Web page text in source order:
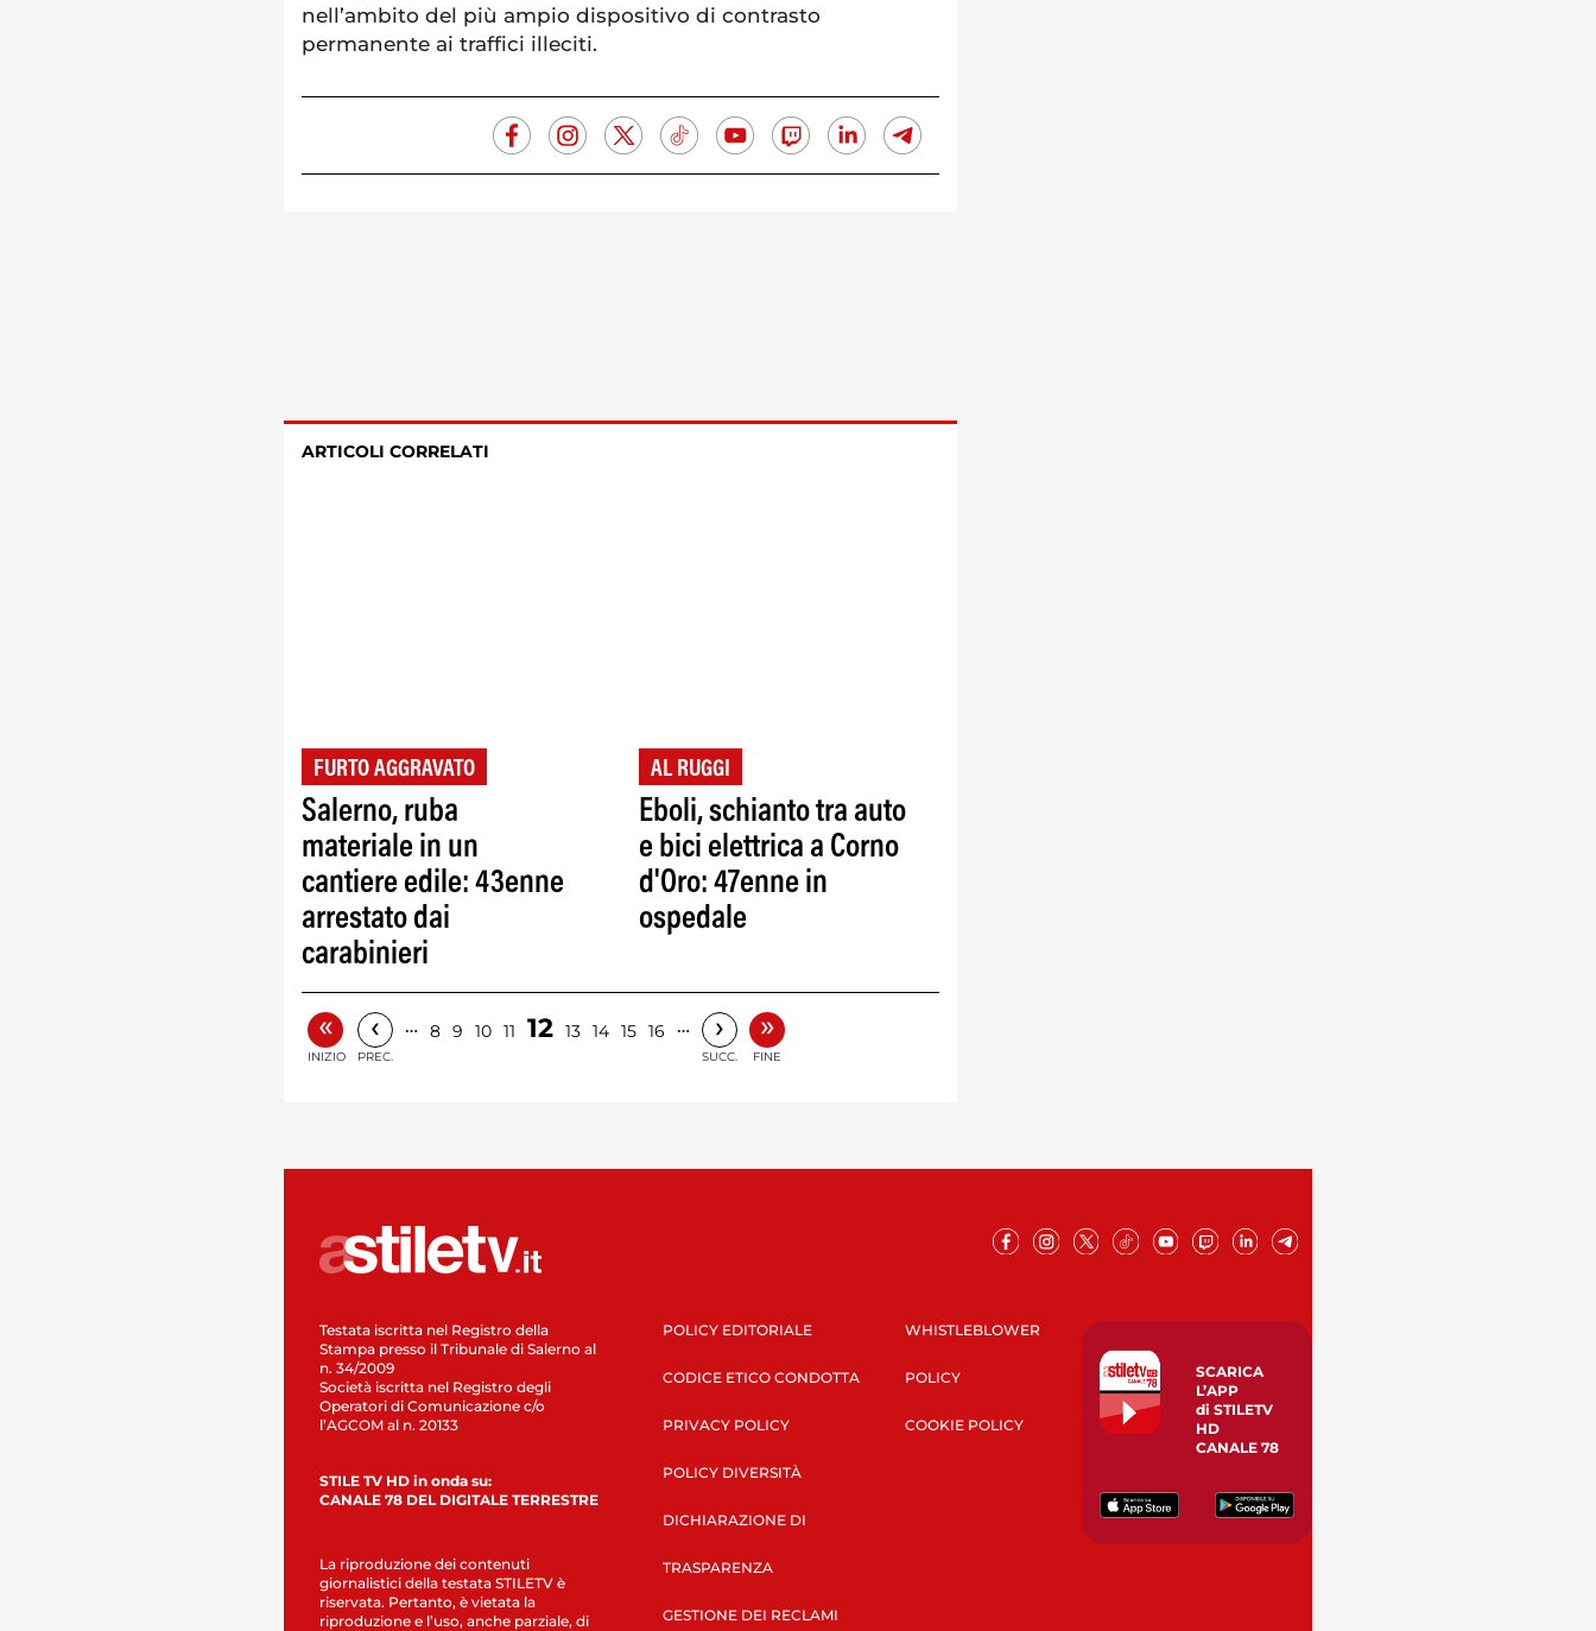
nell’ambito del più ampio dispositivo di contrasto
permanente ai traffici illeciti.
ARTICOLI CORRELATI
FURTO AGGRAVATO
Salerno, ruba
materiale in un
cantiere edile: 43enne
arrestato dai
carabinieri
AL RUGGI
Eboli, schianto tra auto
e bici elettrica a Corno
d'Oro: 47enne in
ospedale
«
INIZIO
‹
PREC.
… 8 9 10 11 12 13 14 15 16 … ›
SUCC.
»
FINE
Testata iscritta nel Registro della
Stampa presso il Tribunale di Salerno al
n. 34/2009
Società iscritta nel Registro degli
Operatori di Comunicazione c/o
l’AGCOM al n. 20133
STILE TV HD in onda su:
CANALE 78 DEL DIGITALE TERRESTRE
La riproduzione dei contenuti
giornalistici della testata STILETV è
riservata. Pertanto, è vietata la
riproduzione e l’uso, anche parziale, di
POLICY EDITORIALE
CODICE ETICO CONDOTTA
PRIVACY POLICY
POLICY DIVERSITÀ
DICHIARAZIONE DI
TRASPARENZA
GESTIONE DEI RECLAMI
WHISTLEBLOWER
POLICY
COOKIE POLICY
SCARICA
L’APP
di STILETV
HD
CANALE 78